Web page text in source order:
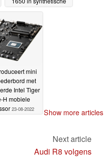
mini
met
Intel Tiger
H mobiele
23-08-2022 Show more articles
Next article
Audi R8 volgens